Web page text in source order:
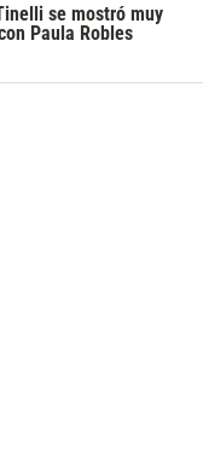
se mostró muy
Paula Robles